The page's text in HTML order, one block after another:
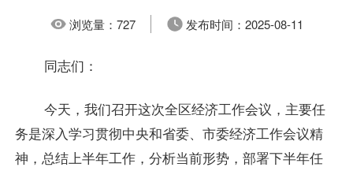
浏览量：727 发布时间： 2025-08-11
同志们：
今天，我们召开这次全区经济工作会议，主要任
务是深入学习贯彻中央和省委、市委经济工作会议精
神，总结上半年工作，分析当前形势，部署下半年任